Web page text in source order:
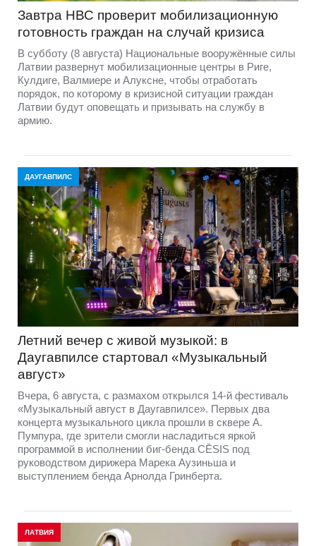
Завтра НВС проверит мобилизационную
готовность граждан на случай кризиса
В субботу (8 августа) Национальные вооружённые силы
Латвии развернут мобилизационные центры в Риге,
Кулдиге, Валмиере и Алуксне, чтобы отработать
порядок, по которому в кризисной ситуации граждан
Латвии будут оповещать и призывать на службу в
армию.
ДАУГАВПИЛС
Летний вечер с живой музыкой: в
Даугавпилсе стартовал «Музыкальный
август»
Вчера, 6 августа, с размахом открылся 14-й фестиваль
«Музыкальный август в Даугавпилсе». Первых два
концерта музыкального цикла прошли в сквере А.
Пумпура, где зрители смогли насладиться яркой
программой в исполнении биг-бенда CĒSIS под
руководством дирижера Марека Аузиньша и
выступлением бенда Арнолда Гринберта.
ЛАТВИЯ